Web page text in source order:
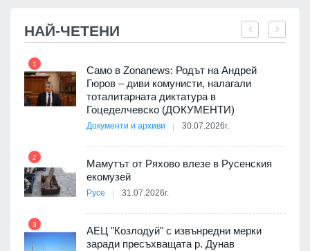
НАЙ-ЧЕТЕНИ
1
Само в Zonanews: Родът на Андрей
Гюров – диви комунисти, налагали
тоталитарната диктатура в
Гоцеделчевско (ДОКУМЕНТИ)
Документи и архиви 30.07.2026г.
2
Мамутът от Ряхово влезе в Русенския
екомузей
Русе 31.07.2026г.
3
АЕЦ "Козлодуй" с извънредни мерки
заради пресъхващата р. Дунав